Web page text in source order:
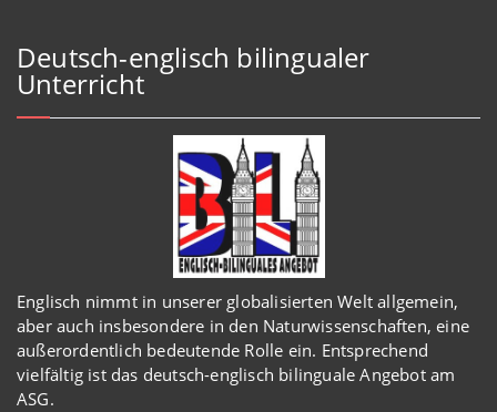
Deutsch-englisch bilingualer
Unterricht
Englisch nimmt in unserer globalisierten Welt allgemein,
aber auch insbesondere in den Naturwissenschaften, eine
außerordentlich bedeutende Rolle ein. Entsprechend
vielfältig ist das deutsch-englisch bilinguale Angebot am
ASG.